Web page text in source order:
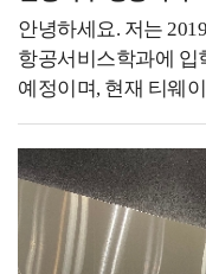
되돌아봤을 때 다가오
것입니다! - 후배들에
써주세요. -해야 할까
상황만이 나를 강하게
괜찮습니다. 저는 대
모두 이뤘는데요. 그
상당히 커졌고, 실패
수익창출을 하기 위
목적을 달성하기 위
나에게 맞는 운동을
더 중요합니다. 그런
가장 첫 번째 발걸음
것입니다. 그 체력수
인지시켜주고 함께할
체력측정사로 근무
복학을 한 2020년도
안녕하세요. 저는
항공서비스학과에 입
예정이며, 현재 티웨
합격하여 교육을 받
모아 40일간의 유럽
혼자 여행을 하는 동
선택을 고민하던 도
제공하며 책임감을
너무나도 멋있어 보